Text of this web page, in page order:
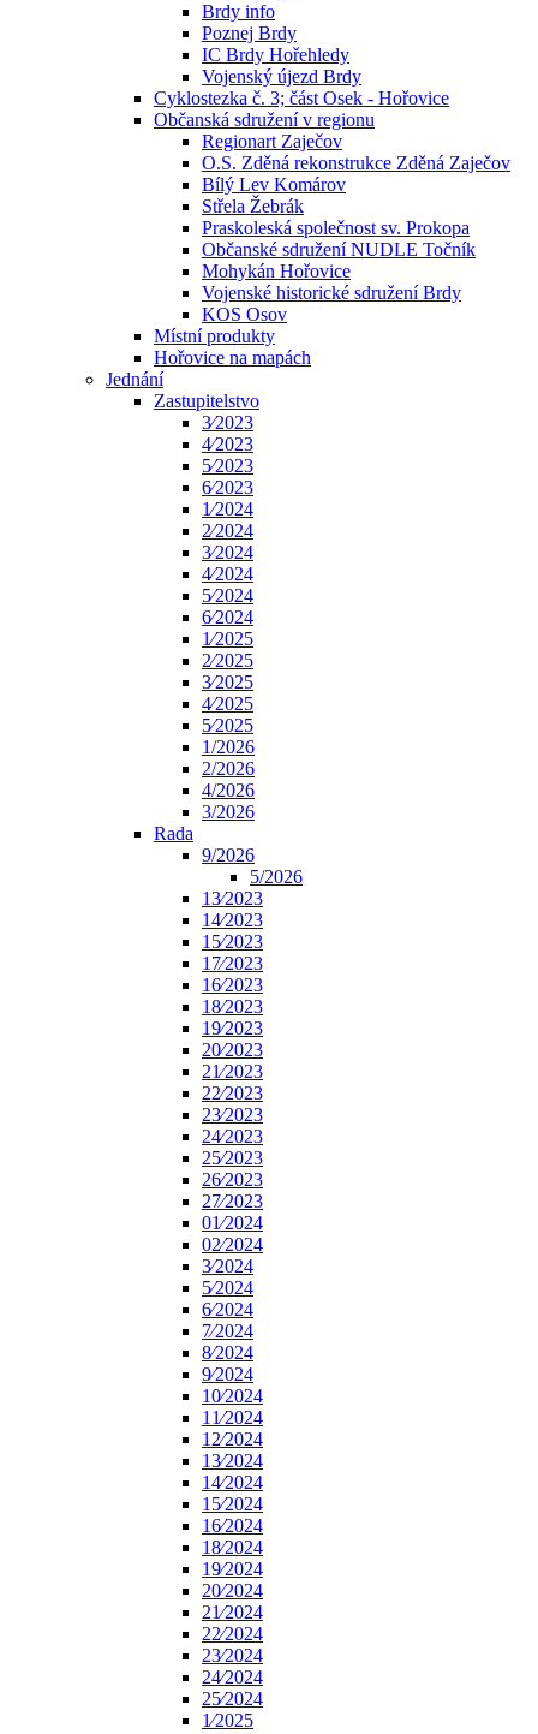
Brdy info
Poznej Brdy
IC Brdy Hořehledy
Vojenský újezd Brdy
Cyklostezka č. 3; část Osek - Hořovice
Občanská sdružení v regionu
Regionart Zaječov
O.S. Zděná rekonstrukce Zděná Zaječov
Bílý Lev Komárov
Střela Žebrák
Praskoleská společnost sv. Prokopa
Občanské sdružení NUDLE Točník
Mohykán Hořovice
Vojenské historické sdružení Brdy
KOS Osov
Místní produkty
Hořovice na mapách
Jednání
Zastupitelstvo
3⁄2023
4⁄2023
5⁄2023
6⁄2023
1⁄2024
2⁄2024
3⁄2024
4⁄2024
5⁄2024
6⁄2024
1⁄2025
2⁄2025
3⁄2025
4⁄2025
5⁄2025
1/2026
2/2026
4/2026
3/2026
Rada
9/2026
5/2026
13⁄2023
14⁄2023
15⁄2023
17⁄2023
16⁄2023
18⁄2023
19⁄2023
20⁄2023
21⁄2023
22⁄2023
23⁄2023
24⁄2023
25⁄2023
26⁄2023
27⁄2023
01⁄2024
02⁄2024
3⁄2024
5⁄2024
6⁄2024
7⁄2024
8⁄2024
9⁄2024
10⁄2024
11⁄2024
12⁄2024
13⁄2024
14⁄2024
15⁄2024
16⁄2024
18⁄2024
19⁄2024
20⁄2024
21⁄2024
22⁄2024
23⁄2024
24⁄2024
25⁄2024
1⁄2025